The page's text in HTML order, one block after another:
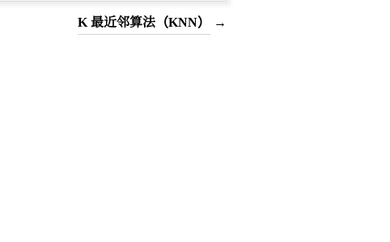
K 最近邻算法（KNN） →